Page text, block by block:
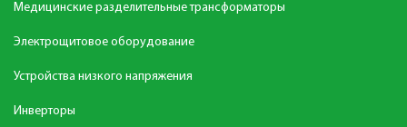
Медицинские разделительные трансформаторы
Электрощитовое оборудование
Устройства низкого напряжения
Инверторы